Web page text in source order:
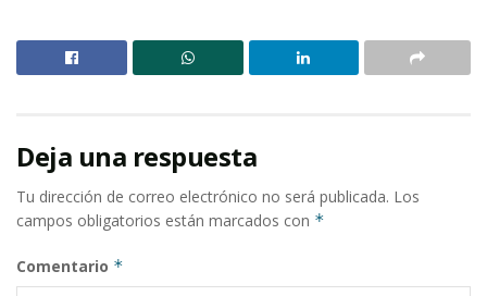
Deja una respuesta
Tu dirección de correo electrónico no será publicada. Los
campos obligatorios están marcados con *
Comentario *